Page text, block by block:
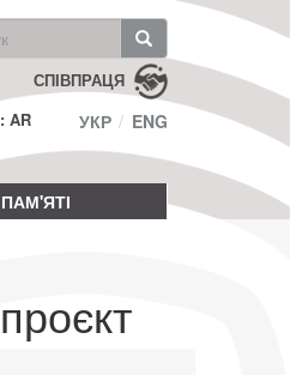
СПІВПРАЦЯ
AR
УКР ENG